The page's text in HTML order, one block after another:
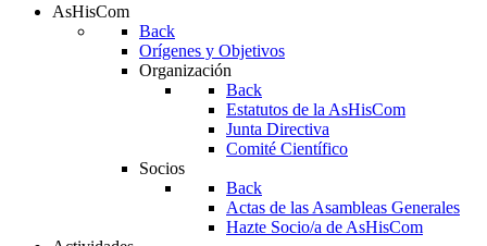
AsHisCom
Back
Orígenes y Objetivos
Organización
Back
Estatutos de la AsHisCom
Junta Directiva
Comité Científico
Socios
Back
Actas de las Asambleas Generales
Hazte Socio/a de AsHisCom